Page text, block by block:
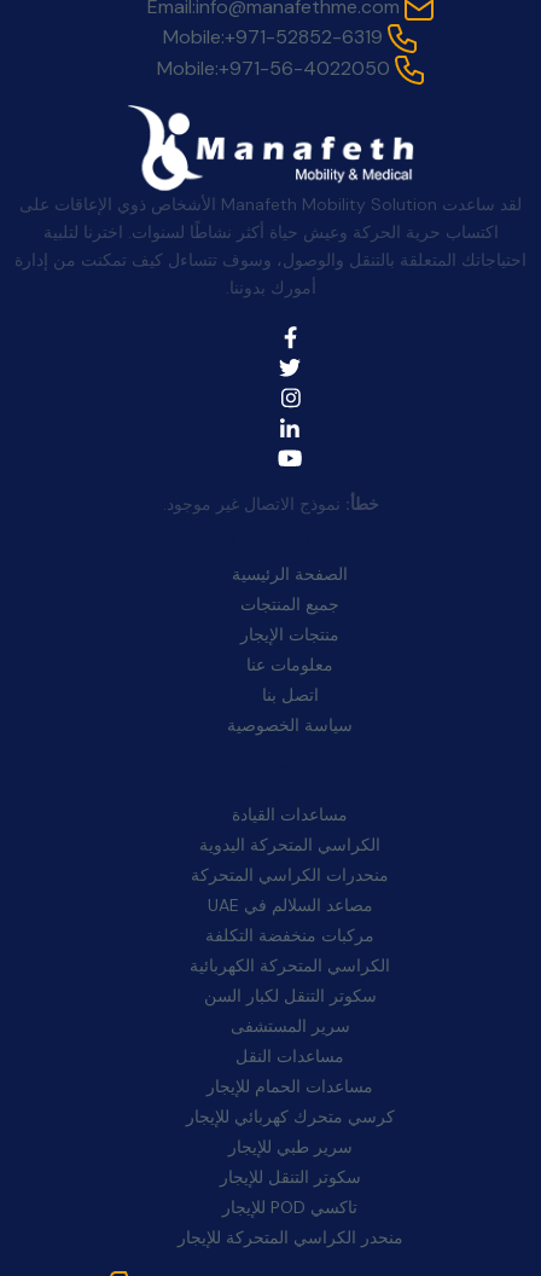
Email:info@manafethme.com
Mobile:+971-52852-6319
Mobile:+971-56-4022050
لقد ساعدت Manafeth Mobility Solution الأشخاص ذوي الإعاقات على
اكتساب حرية الحركة وعيش حياة أكثر نشاطًا لسنوات. اخترنا لتلبية
احتياجاتك المتعلقة بالتنقل والوصول، وسوف تتساءل كيف تمكنت من إدارة
أمورك بدوننا.
خطأ: نموذج الاتصال غير موجود.
الصفحة الرئيسية
جميع المنتجات
منتجات الإيجار
معلومات عنا
اتصل بنا
سياسة الخصوصية
مساعدات القيادة
الكراسي المتحركة اليدوية
منحدرات الكراسي المتحركة
مصاعد السلالم في UAE
مركبات منخفضة التكلفة
الكراسي المتحركة الكهربائية
سكوتر التنقل لكبار السن
سرير المستشفى
مساعدات النقل
مساعدات الحمام للإيجار
كرسي متحرك كهربائي للإيجار
سرير طبي للإيجار
سكوتر التنقل للإيجار
تاكسي POD للإيجار
منحدر الكراسي المتحركة للإيجار